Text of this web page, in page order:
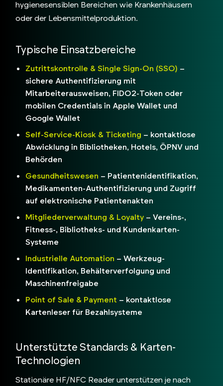
hygienesensiblen Bereichen wie Krankenhäusern
oder der Lebensmittelproduktion.
Typische Einsatzbereiche
Zutrittskontrolle & Single Sign-On (SSO) –
sichere Authentifizierung mit
Mitarbeiterausweisen, FIDO2-Token oder
mobilen Credentials in Apple Wallet und
Google Wallet
Self-Service-Kiosk & Ticketing – kontaktlose
Abwicklung in Bibliotheken, Hotels, ÖPNV und
Behörden
Gesundheitswesen – Patientenidentifikation,
Medikamenten-Authentifizierung und Zugriff
auf elektronische Patientenakten
Mitgliederverwaltung & Loyalty – Vereins-,
Fitness-, Bibliotheks- und Kundenkarten-
Systeme
Industrielle Automation – Werkzeug-
Identifikation, Behälterverfolgung und
Maschinenfreigabe
Point of Sale & Payment – kontaktlose
Kartenleser für Bezahlsysteme
Unterstützte Standards & Karten-
Technologien
Stationäre HF/NFC Reader unterstützen je nach